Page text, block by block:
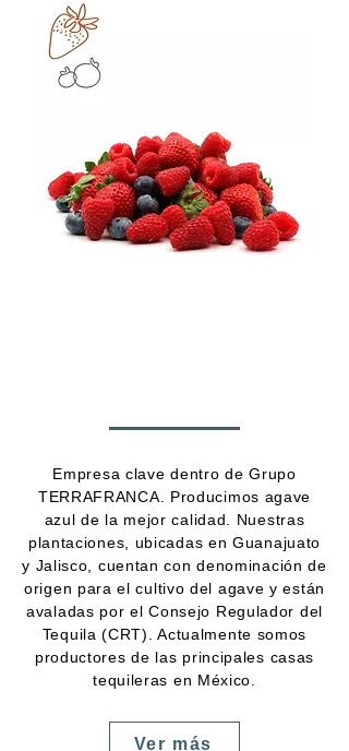
Empresa clave dentro de Grupo
TERRAFRANCA. Producimos agave
azul de la mejor calidad. Nuestras
plantaciones, ubicadas en Guanajuato
y Jalisco, cuentan con denominación de
origen para el cultivo del agave y están
avaladas por el Consejo Regulador del
Tequila (CRT). Actualmente somos
productores de las principales casas
tequileras en México.
Ver más